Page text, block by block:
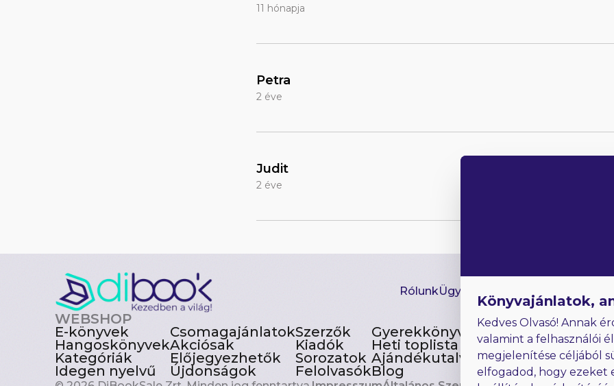
11 hónapja
Petra
2 éve
Judit
2 éve
RólunkÜgyfélszolgálat
WEBSHOP
E-könyvek
Hangoskönyvek
Kategóriák
Idegen nyelvű
Csomagajánlatok
Akciósak
Előjegyezhetők
Újdonságok
Szerzők
Kiadók
Sorozatok
Felolvasók
Gyerekkönyvek
Heti toplista
Ajándékutalvány
Blog
Könyvajánlatok,
Kedves Olvasó! Annak
valamint a felhasználói
megjelenítése céljából
elfogadod, hogy ezeket